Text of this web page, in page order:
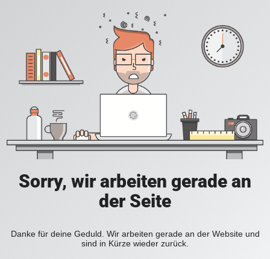
Sorry, wir arbeiten gerade an
der Seite
Danke für deine Geduld. Wir arbeiten gerade an der Website und
sind in Kürze wieder zurück.